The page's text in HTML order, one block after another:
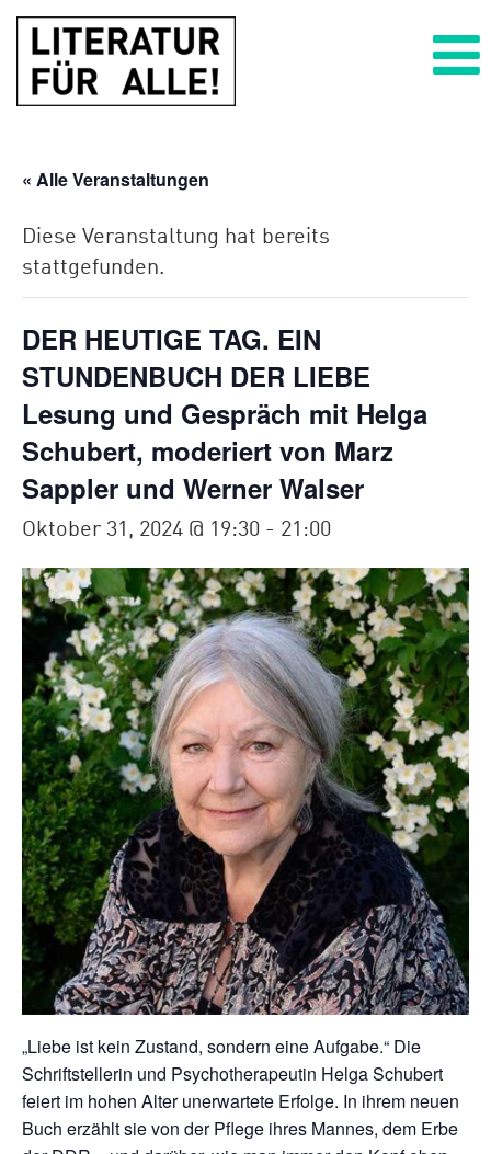
Zum
Inhalt
wechseln
Zum
Hauptmenü
springen
AUSSTELLUNG
ÜBER UNS
Kooperationspartner*innen
BARRIEREFREIHEIT
« Alle Veranstaltungen
Diese Veranstaltung hat bereits
stattgefunden.
DER HEUTIGE TAG. EIN
STUNDENBUCH DER LIEBE
Lesung und Gespräch mit Helga
Schubert, moderiert von Marz
Sappler und Werner Walser
Oktober 31, 2024 @ 19:30 - 21:00
„Liebe ist kein Zustand, sondern eine Aufgabe.“ Die
Schriftstellerin und Psychotherapeutin Helga Schubert
feiert im hohen Alter unerwartete Erfolge. In ihrem neuen
Buch erzählt sie von der Pflege ihres Mannes, dem Erbe